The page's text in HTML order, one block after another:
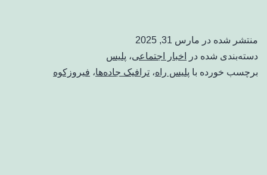
منتشر شده در مارس 31, 2025
دسته‌بندی شده در
اخبار اجتماعی، پلیس
برچسب خورده با پلیس راه، ترافیک جاده‌ها، فیروزکوه